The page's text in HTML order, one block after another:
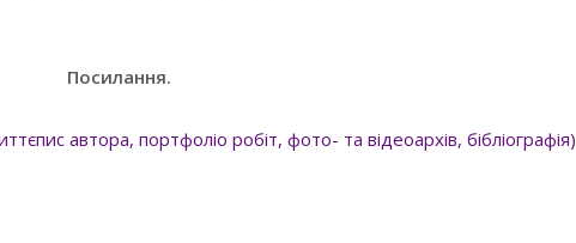
Посилання.
автора, портфоліо робіт, фото- та відеоархів, бібліографія)